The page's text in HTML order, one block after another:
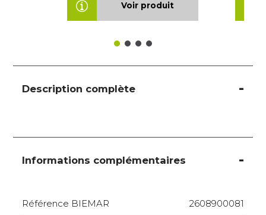
Voir produit
Description complète
Informations complémentaires
Référence BIEMAR 2608900081